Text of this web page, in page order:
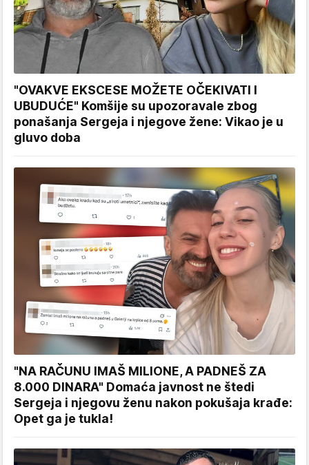
"OVAKVE EKSCESE MOŽETE OČEKIVATI I
UBUDUĆE" Komšije su upozoravale zbog
ponašanja Sergeja i njegove žene: Vikao je u
gluvo doba
"NA RAČUNU IMAŠ MILIONE, A PADNEŠ ZA
8.000 DINARA" Domaća javnost ne štedi
Sergeja i njegovu ženu nakon pokušaja krađe:
Opet ga je tukla!